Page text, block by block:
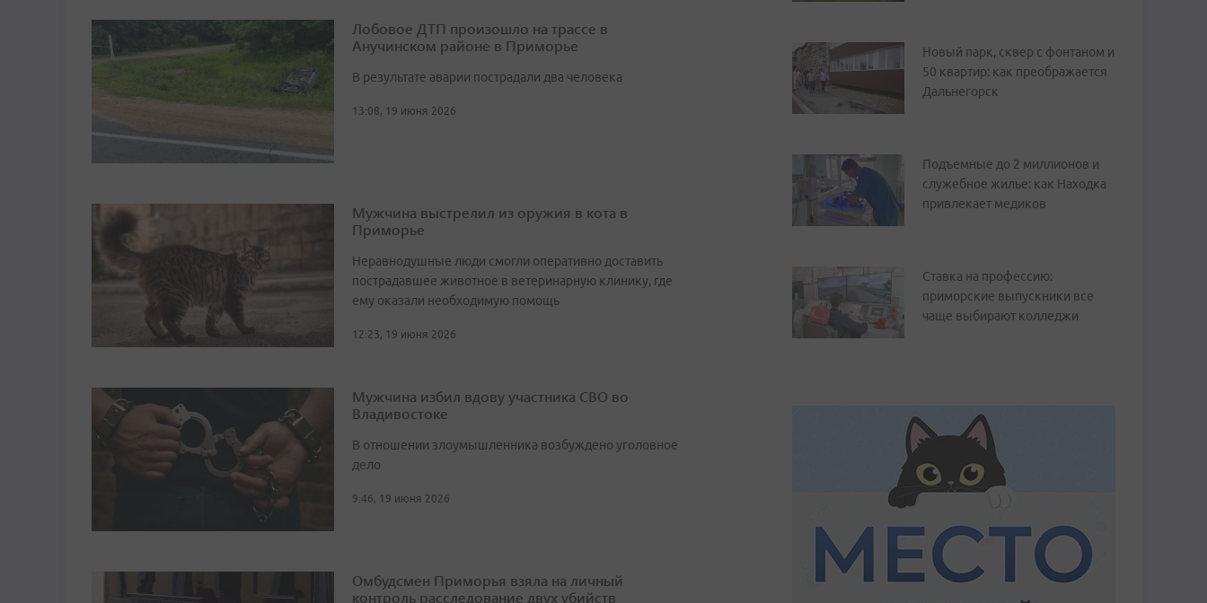
Лобовое ДТП произошло на трассе в
Анучинском районе в Приморье
В результате аварии пострадали два человека
13:08, 19 июня 2026
Мужчина выстрелил из оружия в кота в
Приморье
Неравнодушные люди смогли оперативно доставить
пострадавшее животное в ветеринарную клинику, где
ему оказали необходимую помощь
12:23, 19 июня 2026
Мужчина избил вдову участника СВО во
Владивостоке
В отношении злоумышленника возбуждено уголовное
дело
9:46, 19 июня 2026
Омбудсмен Приморья взяла на личный
контроль расследование двух убийств
Новый парк, сквер с фонтаном и
50 квартир: как преображается
Дальнегорск
Подъемные до 2 миллионов и
служебное жилье: как Находка
привлекает медиков
Ставка на профессию:
приморские выпускники все
чаще выбирают колледжи